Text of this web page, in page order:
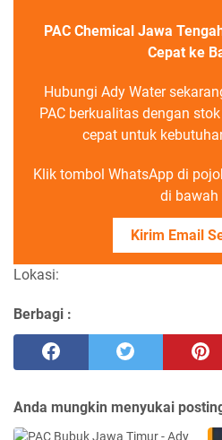
PAC Chemical Jawa
Cepat ke
Hubungi Ady Water
PAC berkualitas dengan
cepat untuk
Klik tombol WhatsApp di
di bawah
Kirim Email
Lokasi:
Berbagi :
Anda mungkin menyukai